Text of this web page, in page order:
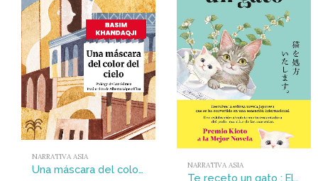
NARRATIVA ASIA
Una máscara del color del cielo NARRATIVA ASIA
Te receto un gato : El bestseller japonés que ha engatusado a lectores en todo el mundo